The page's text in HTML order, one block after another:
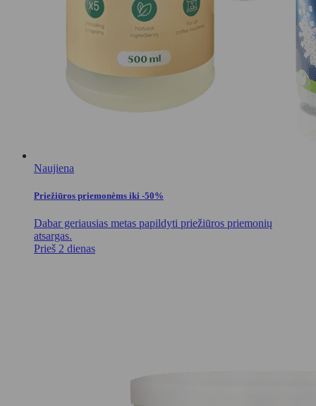
Naujiena
Priežiūros priemonėms iki -50%
Dabar geriausias metas papildyti priežiūros priemonių
atsargas.
Prieš 2 dienas